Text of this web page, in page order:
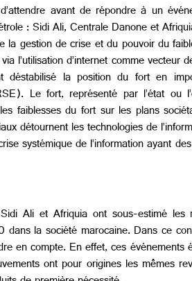
avant de répondre à un
: Sidi Ali, Centrale Danone et
la gestion de crise et du pouvoir du
d’internet comme vecteur
la position du fort en
Le fort, représenté par l’état ou
faiblesses du fort sur les plans
détournent les technologies de
systémique de l’information ayant
Ali et Afriquia ont sous-estimé les
la société marocaine. Dans ce
en compte. En effet, ces
ont pour origines les mêmes